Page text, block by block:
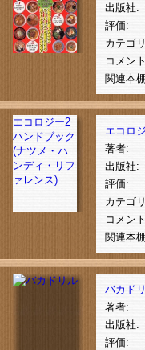
出版社:
評価:
カテゴ
コメン
関連本
エコロジー2
ハンドブック
(ナツメ・ハ
ンディ・リフ
ァレンス)
エコロ
著者:
出版社:
評価:
カテゴ
コメン
関連本
バカド
著者:
出版社:
評価: